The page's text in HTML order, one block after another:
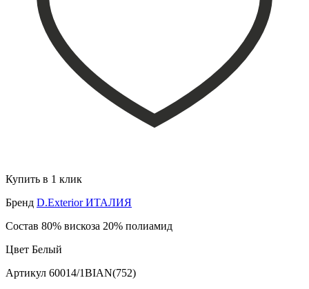
Купить в 1 клик
Бренд D.Exterior ИТАЛИЯ
Состав 80% вискоза 20% полиамид
Цвет Белый
Артикул 60014/1BIAN(752)